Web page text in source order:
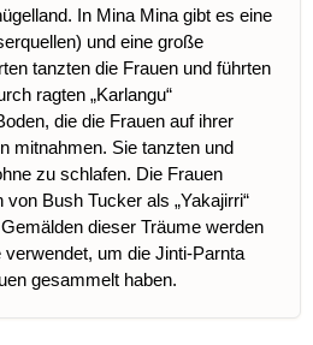
In Mina Mina gibt es eine
und eine große
tanzten die Frauen und führten
ragten „Karlangu“
die die Frauen auf ihrer
mitnahmen. Sie tanzten und
zu schlafen. Die Frauen
Bush Tucker als „Yakajirri“
dieser Träume werden
um die Jinti-Parnta
gesammelt haben.